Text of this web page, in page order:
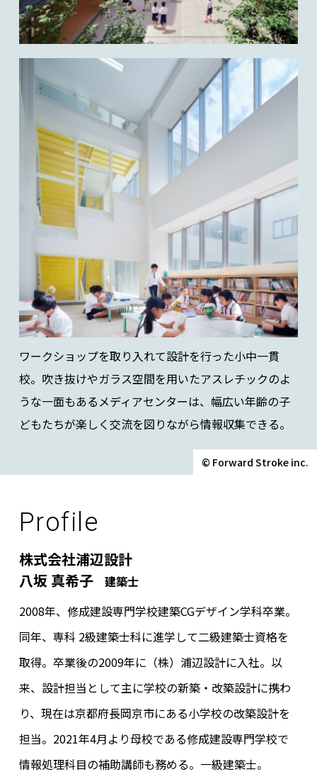
ワークショップを取り入れて設計を行った小中一貫
校。吹き抜けやガラス空間を用いたアスレチックのよ
うな一面もあるメディアセンターは、幅広い年齢の子
どもたちが楽しく交流を図りながら情報収集できる。
© Forward Stroke inc.
Profile
株式会社浦辺設計
八坂 真希子建築士
2008年、修成建設専門学校建築CGデザイン学科卒業。
同年、専科 2級建築士科に進学して二級建築士資格を
取得。卒業後の2009年に（株）浦辺設計に入社。以
来、設計担当として主に学校の新築・改築設計に携わ
り、現在は京都府長岡京市にある小学校の改築設計を
担当。2021年4月より母校である修成建設専門学校で
情報処理科目の補助講師も務める。一級建築士。